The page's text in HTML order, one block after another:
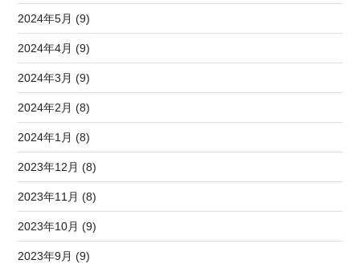
2024年5月 (9)
2024年4月 (9)
2024年3月 (9)
2024年2月 (8)
2024年1月 (8)
2023年12月 (8)
2023年11月 (8)
2023年10月 (9)
2023年9月 (9)